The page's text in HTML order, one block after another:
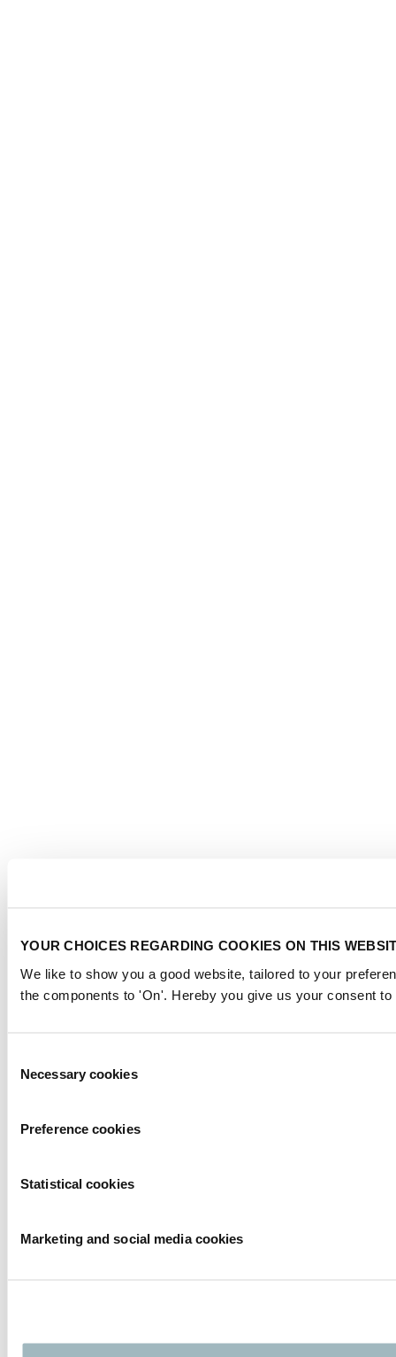
YOUR CHOICES REGARDING COOKIES ON THIS
We like to show you a good website, tailored to your
the components to 'On'. Hereby you give us your consent
Selection
Necessary cookies
Preference cookies
Statistical cookies
Marketing and social media cookies